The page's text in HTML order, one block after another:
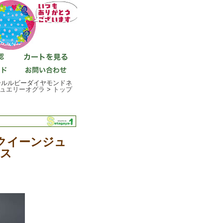
ルビーダイヤモンドネ
エリーオグラ > トップ
イーンジュ